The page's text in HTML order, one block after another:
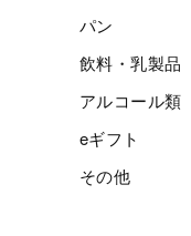
パン
飲料・乳製品
アルコール類
eギフト
その他